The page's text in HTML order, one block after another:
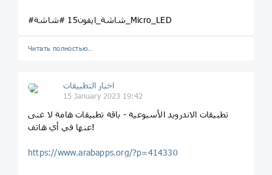
#شاشة_ايفون15 #شاشة_Micro_LED
Читать полностью…
اخبار التطبيقات
15 January 2023 19:42
تطبيقات الاندرويد الأسبوعية - باقة تطبيقات هامة لا غنى
عنها في أي هاتف!
https://www.arabapps.org/?p=414330